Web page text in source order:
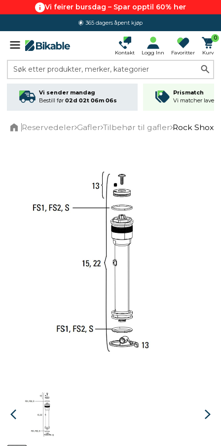
Vi feirer bursdag – Spar opptil 60% her
365 dagers åpent kjøp
Kontakt Logg Inn Favoritter
0
Kurv
Søk etter produkter, merker, kategorier
Vi sender mandag
Bestill før 02d 02t 06m 06s
Prismatch
Vi matcher
Reservedeler Gafler Tilbehør til gafler Rock Shox